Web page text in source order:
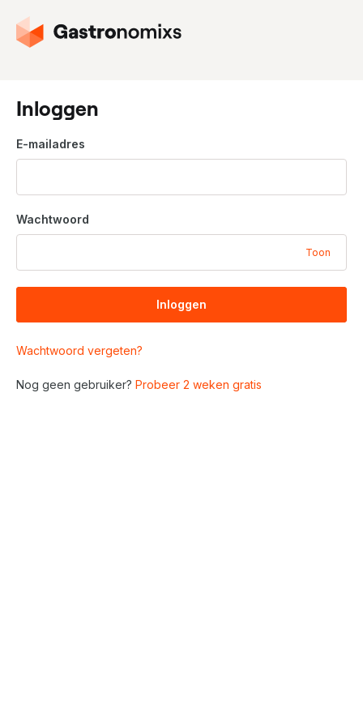
G
a
a
r
d
e
o
m
e
a
g
n
a
Inloggen
E-mailadres
Wachtwoord
Toon
Inloggen
Wachtwoord vergeten?
Nog geen gebruiker? Probeer 2 weken gratis